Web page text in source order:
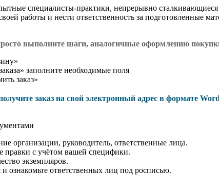
специалисты-практики, непрерывно
работы и нести ответственность за подготовленные
выполните шаги, аналогичные оформлению
заполните необходимые поля
заказ»
заказ на свой электронный адрес в формате
организации, руководитель, ответственные лица.
правки с учётом вашей специфики.
экземпляров.
ознакомьте ответственных лиц под росписью.